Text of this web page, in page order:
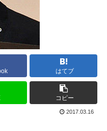
はてブ
コピー
2017.03.16